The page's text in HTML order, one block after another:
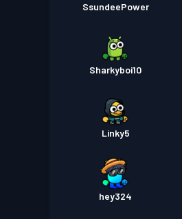
SsundeePower
Sharkyboi10
Linky5
hey324